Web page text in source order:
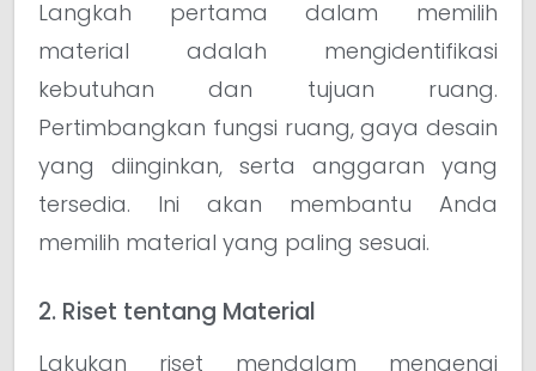
Langkah pertama dalam memilih
material adalah mengidentifikasi
kebutuhan dan tujuan ruang.
Pertimbangkan fungsi ruang, gaya desain
yang diinginkan, serta anggaran yang
tersedia. Ini akan membantu Anda
memilih material yang paling sesuai.
2. Riset tentang Material
Lakukan riset mendalam mengenai